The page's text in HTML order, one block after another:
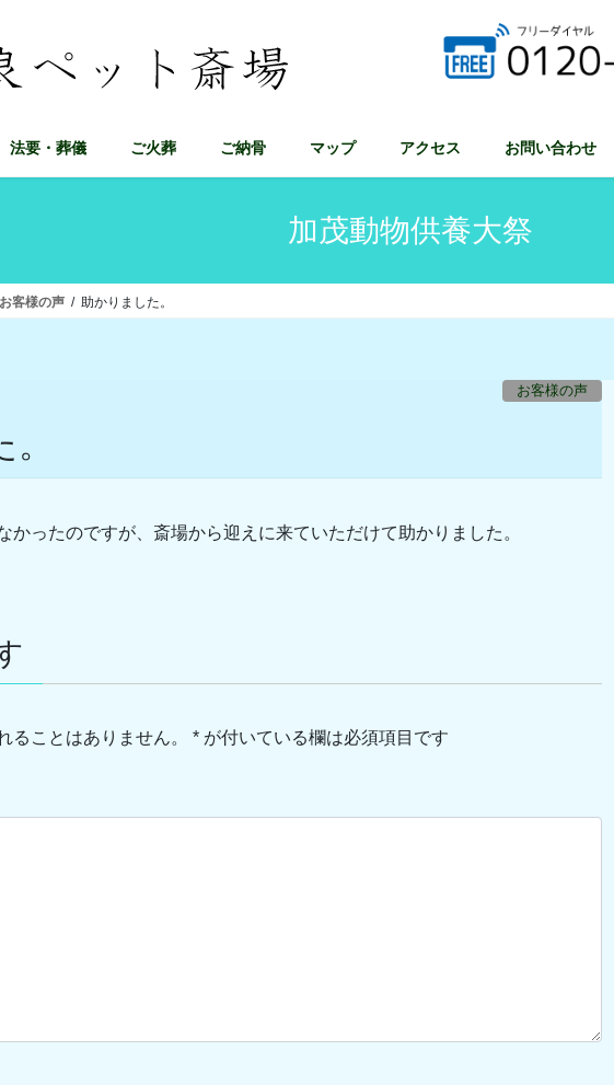
法要・葬儀 ご火葬 ご納骨 マップ アクセス お問い合わせ
加茂動物供養大祭
お客様の声 助かりました。
お客様の声
かったのですが、斎場から迎えに来ていただけて助かりました。
ることはありません。 * が付いている欄は必須項目です